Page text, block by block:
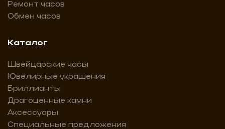
Ремонт часов
Обмен часов
Каталог
Швейцарские часы
Ювелирные украшения
Бриллианты
Драгоценные камни
Аксессуары
Специальные предложения